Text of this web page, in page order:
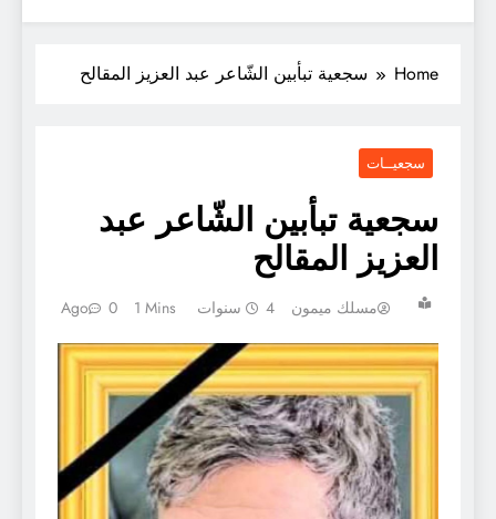
Home سجعية تبأبين الشّاعر عبد العزيز المقالح
سجعيــات
سجعية تبأبين الشّاعر عبد
العزيز المقالح
مسلك ميمون 4 سنوات Ago 0 1 Mins